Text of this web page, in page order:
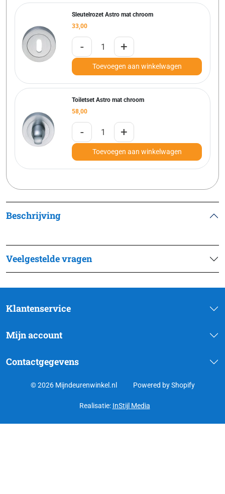
Sleutelrozet Astro mat chroom
33,00
- +
Toevoegen aan winkelwagen
Toiletset Astro mat chroom
58,00
- +
Toevoegen aan winkelwagen
Beschrijving
Veelgestelde vragen
Klantenservice
Mijn account
Contactgegevens
© 2026 Mijndeurenwinkel.nl Powered by Shopify
Realisatie: InStijl Media